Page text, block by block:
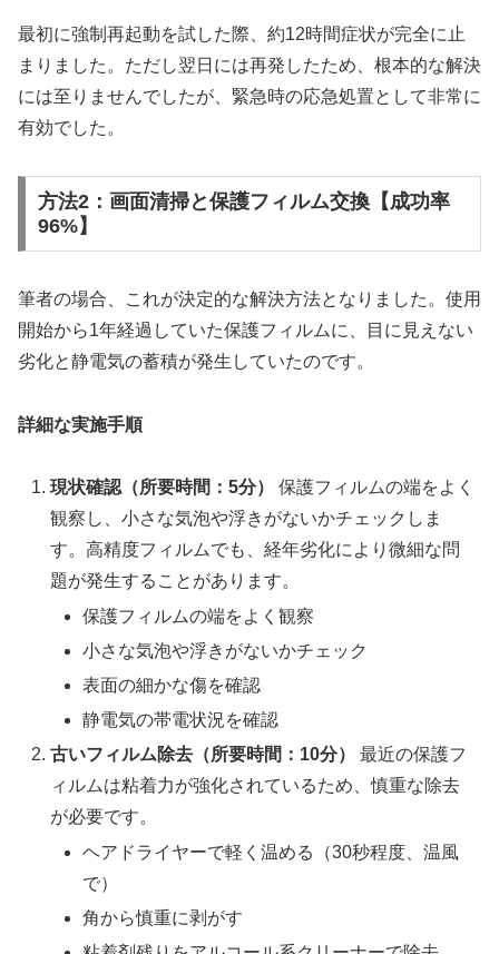
最初に強制再起動を試した際、約12時間症状が完全に止
まりました。ただし翌日には再発したため、根本的な解決
には至りませんでしたが、緊急時の応急処置として非常に
有効でした。
方法2：画面清掃と保護フィルム交換【成功率
96%】
筆者の場合、これが決定的な解決方法となりました。使用
開始から1年経過していた保護フィルムに、目に見えない
劣化と静電気の蓄積が発生していたのです。
詳細な実施手順
現状確認（所要時間：5分）
保護フィルムの端をよく
観察し、小さな気泡や浮きがないかチェックしま
す。高精度フィルムでも、経年劣化により微細な問
題が発生することがあります。
保護フィルムの端をよく観察
小さな気泡や浮きがないかチェック
表面の細かな傷を確認
静電気の帯電状況を確認
古いフィルム除去（所要時間：10分）
最近の保護フ
ィルムは粘着力が強化されているため、慎重な除去
が必要です。
ヘアドライヤーで軽く温める（30秒程度、温風
で）
角から慎重に剥がす